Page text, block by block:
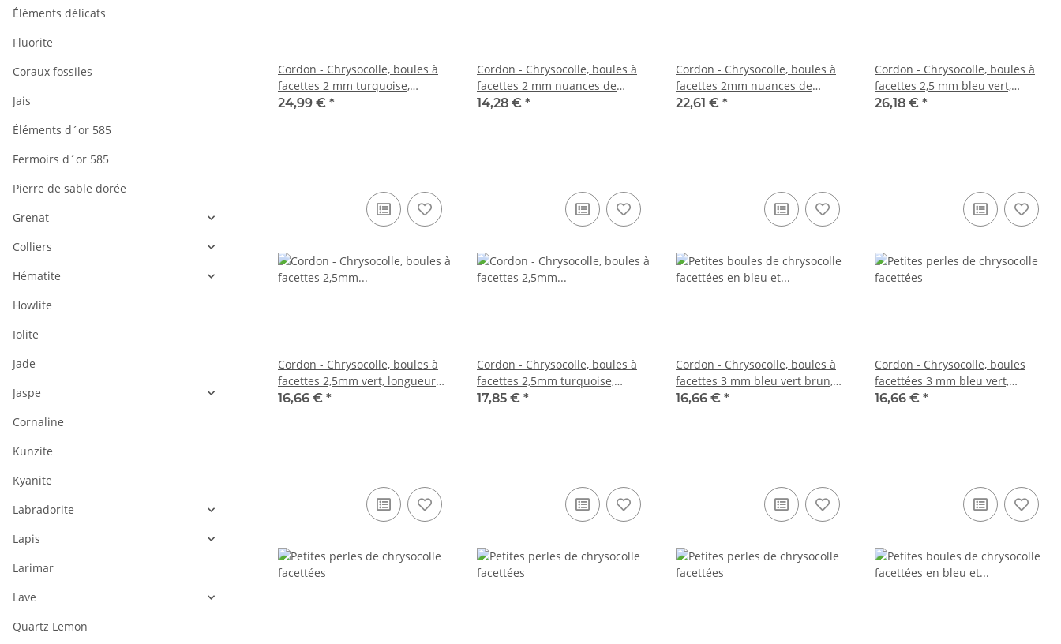
Cordon - Chrysocolle, boules à
facettes 2 mm turquoise,
longueur 39 cm /4324
24,99 € *
Cordon - Chrysocolle, boules à
facettes 2 mm nuances de
turquoise, longueur 39 cm /5013
14,28 € *
Cordon - Chrysocolle, boules à
facettes 2mm nuances de
turquoise, longueur 39cm /5045
22,61 € *
Cordon - Chrysocolle, boules à
facettes 2,5 mm bleu vert,
longueur 38,5 cm /R037
26,18 € *
Cordon - Chrysocolle, boules à
facettes 2,5mm vert, longueur
39cm /2753
16,66 € *
Cordon - Chrysocolle, boules à
facettes 2,5mm turquoise,
longueur 39cm /3934
17,85 € *
Cordon - Chrysocolle, boules à
facettes 3 mm bleu vert brun,
longueur 39 cm /6766
16,66 € *
Cordon - Chrysocolle, boules
facettées 3 mm bleu vert,
longueur 39 cm /6365
16,66 € *
Éléments délicats
Fluorite
Coraux fossiles
Jais
Éléments d´or 585
Fermoirs d´or 585
Pierre de sable dorée
Grenat
Colliers
Hématite
Howlite
Iolite
Jade
Jaspe
Cornaline
Kunzite
Kyanite
Labradorite
Lapis
Larimar
Lave
Quartz Lemon